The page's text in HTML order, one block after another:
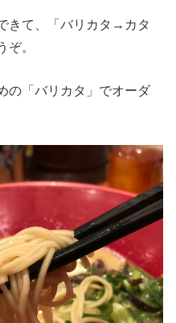
きて、「バリカタ→カタ
。
の「バリカタ」でオーダ